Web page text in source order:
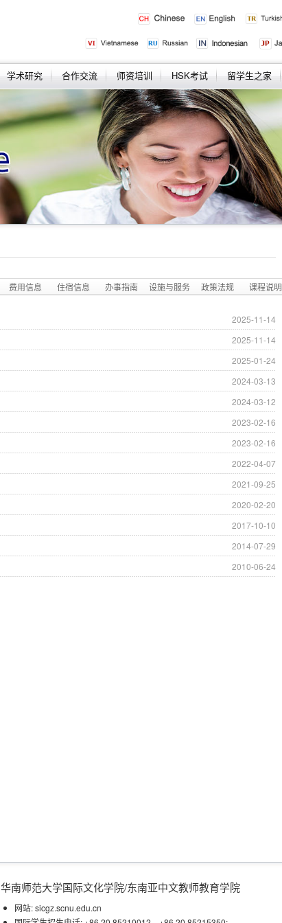
学术研究 合作交流 师资培训 HSK考试 留学生之家
费用信息 住宿信息 办事指南 设施与服务 政策法规 课程说明
2025-11-14
2025-11-14
2025-01-24
2024-03-13
2024-03-12
2023-02-16
2023-02-16
2022-04-07
2021-09-25
2020-02-20
2017-10-10
2014-07-29
2010-06-24
华南师范大学国际文化学院/东南亚中文教师教育学院
网站: sicgz.scnu.edu.cn